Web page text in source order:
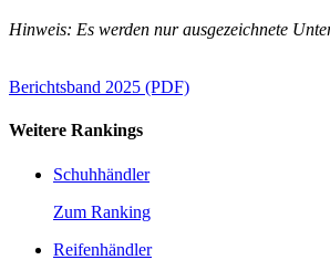
Hinweis: Es werden nur ausgezeichnete
Berichtsband 2025 (PDF)
Weitere Rankings
Schuhhändler
Zum Ranking
Reifenhändler